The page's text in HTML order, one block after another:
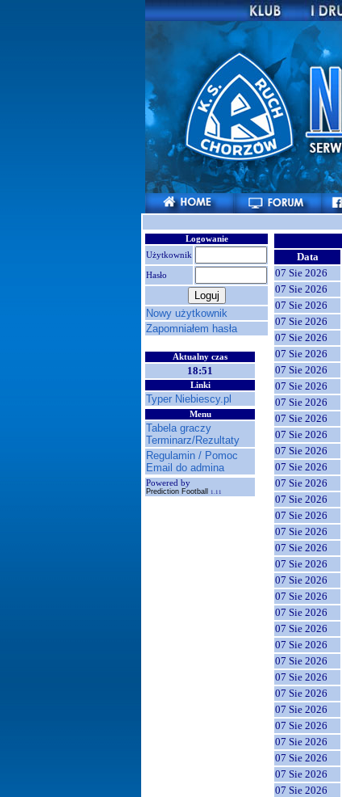
Logowanie
Użytkownik
Hasło
Nowy użytkownik
Zapomniałem hasła
Aktualny czas
18:51
Linki
Typer Niebiescy.pl
Menu
Tabela graczy
Terminarz/Rezultaty
Regulamin / Pomoc
Email do admina
Powered by
Prediction Football 1.11
Data
07 Sie 2026
07 Sie 2026
07 Sie 2026
07 Sie 2026
07 Sie 2026
07 Sie 2026
07 Sie 2026
07 Sie 2026
07 Sie 2026
07 Sie 2026
07 Sie 2026
07 Sie 2026
07 Sie 2026
07 Sie 2026
07 Sie 2026
07 Sie 2026
07 Sie 2026
07 Sie 2026
07 Sie 2026
07 Sie 2026
07 Sie 2026
07 Sie 2026
07 Sie 2026
07 Sie 2026
07 Sie 2026
07 Sie 2026
07 Sie 2026
07 Sie 2026
07 Sie 2026
07 Sie 2026
07 Sie 2026
07 Sie 2026
07 Sie 2026